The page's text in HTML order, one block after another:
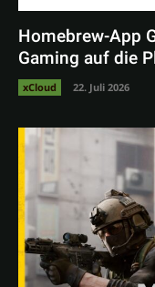
Homebrew-App
Gaming auf die
xCloud 22. Juli 2026